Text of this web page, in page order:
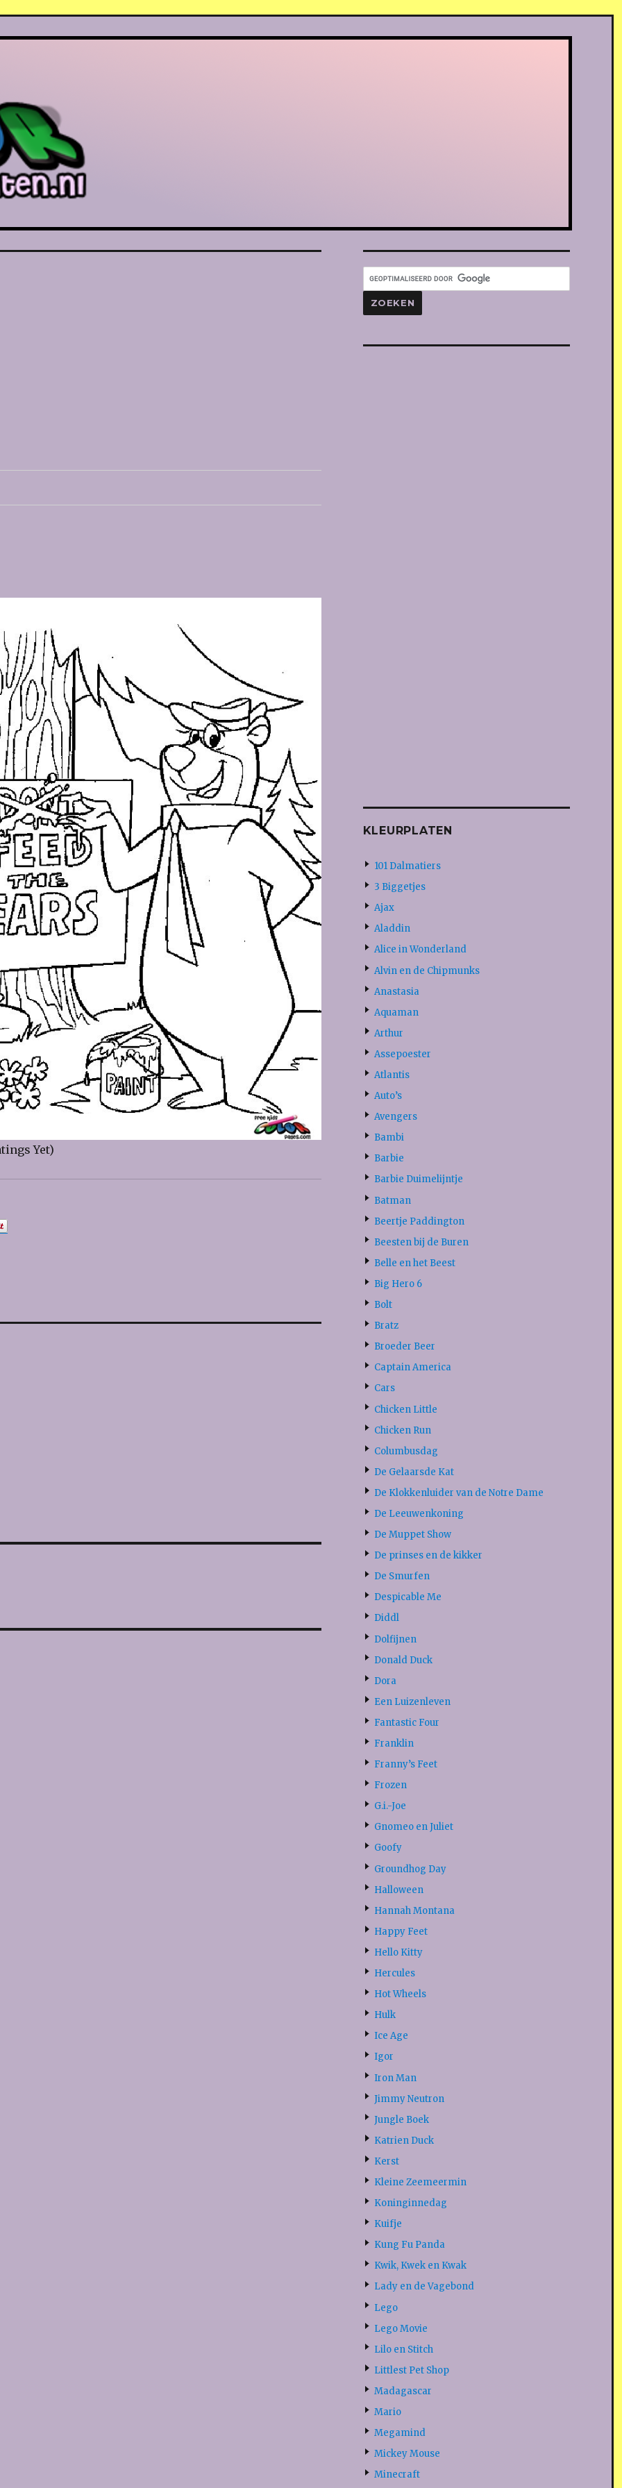
Yet)
KLEURPLATEN
101 Dalmatiers
3 Biggetjes
Ajax
Aladdin
Alice in Wonderland
Alvin en de Chipmunks
Anastasia
Aquaman
Arthur
Assepoester
Atlantis
Auto’s
Avengers
Bambi
Barbie
Barbie Duimelijntje
Batman
Beertje Paddington
Beesten bij de Buren
Belle en het Beest
Big Hero 6
Bolt
Bratz
Broeder Beer
Captain America
Cars
Chicken Little
Chicken Run
Columbusdag
De Gelaarsde Kat
De Klokkenluider van de Notre Dame
De Leeuwenkoning
De Muppet Show
De prinses en de kikker
De Smurfen
Despicable Me
Diddl
Dolfijnen
Donald Duck
Dora
Een Luizenleven
Fantastic Four
Franklin
Franny’s Feet
Frozen
G.i.-Joe
Gnomeo en Juliet
Goofy
Groundhog Day
Halloween
Hannah Montana
Happy Feet
Hello Kitty
Hercules
Hot Wheels
Hulk
Ice Age
Igor
Iron Man
Jimmy Neutron
Jungle Boek
Katrien Duck
Kerst
Kleine Zeemeermin
Koninginnedag
Kuifje
Kung Fu Panda
Kwik, Kwek en Kwak
Lady en de Vagebond
Lego
Lego Movie
Lilo en Stitch
Littlest Pet Shop
Madagascar
Mario
Megamind
Mickey Mouse
Minecraft